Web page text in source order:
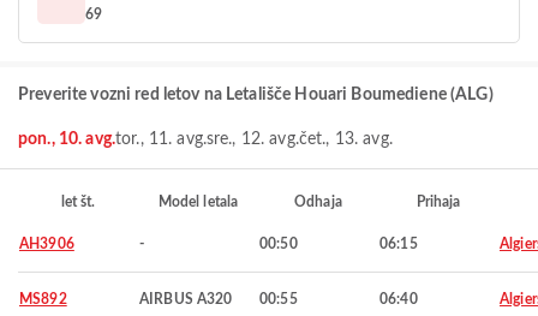
69
Preverite vozni red letov na Letališče Houari Boumediene (ALG)
pon., 10. avg.tor., 11. avg.sre., 12. avg.čet., 13. avg.
let št. Model letala Odhaja Prihaja
AH3906 - 00:50 06:15
MS892 AIRBUS A320 00:55 06:40